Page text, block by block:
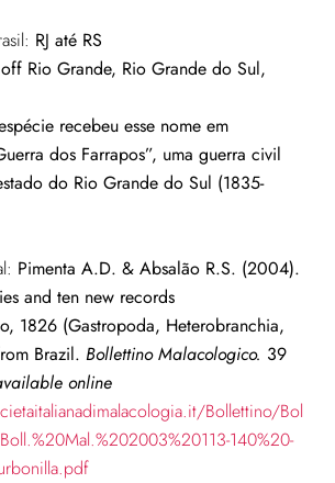
RJ até RS
off Rio Grande, Rio Grande do Sul,
recebeu esse nome em
dos Farrapos”, uma guerra civil
do Rio Grande do Sul (1835-
Pimenta A.D. & Absalão R.S. (2004).
and ten new records
1826 (Gastropoda, Heterobranchia,
Brazil. Bollettino Malacologico. 39
online
Bollettino/Bol
140%20-